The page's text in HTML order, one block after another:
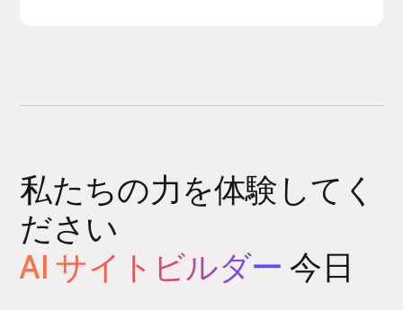
私たちの力を体験してく
ださい
AI サイトビルダー 今日